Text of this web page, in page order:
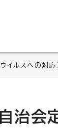
イルスへの対
治会